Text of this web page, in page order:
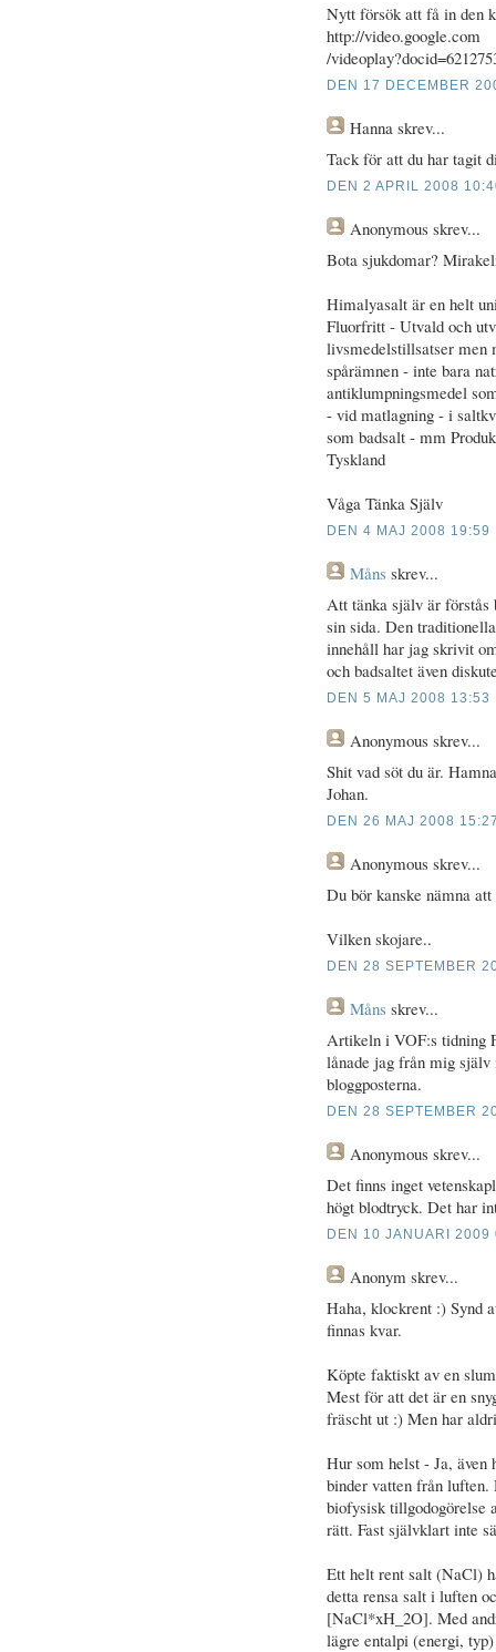
Nytt försök att få in den
http://video.google.com
/
DEN 17 DECEMBER
Hanna skrev...
Tack för att du har tagit
DEN 2 APRIL 2008
Anonymous skrev...
Bota sjukdomar?
Himalyasalt är en helt
Fluorfritt - Utvald och
livsmedelstillsatser men
spårämnen - inte bara
antiklumpningsmedel
- vid matlagning - i
som badsalt - mm
Tyskland
Våga Tänka Själv
DEN 4 MAJ 2008 19:59
Måns skrev...
Att tänka själv är förstås
sin sida. Den
innehåll har jag skrivit
och badsaltet även
DEN 5 MAJ 2008 13:53
Anonymous skrev...
Shit vad söt du är.
Johan.
DEN 26 MAJ 2008
Anonymous skrev...
Du bör kanske nämna
Vilken skojare..
DEN 28 SEPTEMBER
Måns skrev...
Artikeln i VOF:s tidning
lånade jag från mig själv
bloggposterna.
DEN 28 SEPTEMBER
Anonymous skrev...
Det finns inget
högt blodtryck. Det har
DEN 10 JANUARI 2009
Anonym skrev...
Haha, klockrent :) Synd
finnas kvar.
Köpte faktiskt av en
Mest för att det är en
fräscht ut :) Men har
Hur som helst - Ja,
binder vatten från
biofysisk tillgodogörelse
rätt. Fast självklart inte
Ett helt rent salt (NaCl)
detta rensa salt i luften
[NaCl*xH_2O]. Med
lägre entalpi (energi, typ)